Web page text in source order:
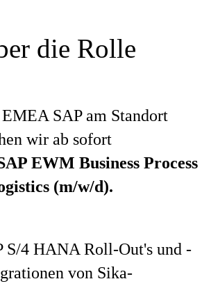
die Rolle
SAP am Standort
wir ab sofort
EWM Business Process
(m/w/d).
S/4 HANA Roll-Out's und -
von Sika-